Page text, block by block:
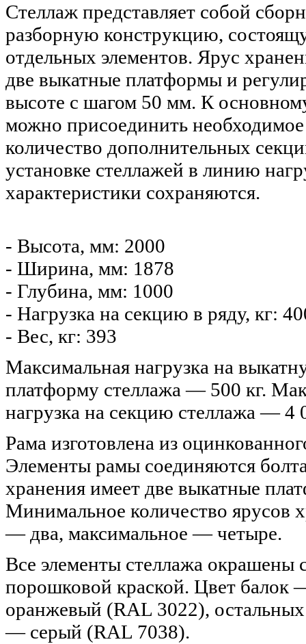
Стеллаж представляет собой
разборную конструкцию,
отдельных элементов. Ярус
две выкатные платформы и
высоте с шагом 50 мм. К
можно присоединить необходимое
количество дополнительных
установке стеллажей в линию
характеристики сохраняются.
- Высота, мм: 2000
- Ширина, мм: 1878
- Глубина, мм: 1000
- Нагрузка на секцию в ряду, кг:
- Вес, кг: 393
Макcимальная нагрузка на
платформу стеллажа — 500 кг.
нагрузка на секцию стеллажа — 4
Рама изготовлена из
Элементы рамы соединяются
хранения имеет две выкатные
Минимальное количество ярусов
— два, максимальное — четыре.
Все элементы стеллажа окрашены
порошковой краской. Цвет балок
оранжевый (RAL 3022), остальных
— серый (RAL 7038).